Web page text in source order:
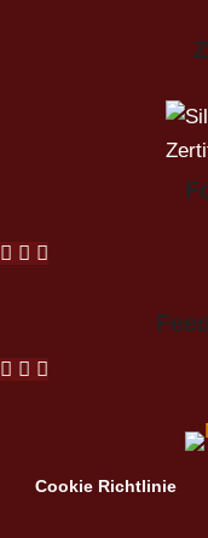
Cookie Richtlinie